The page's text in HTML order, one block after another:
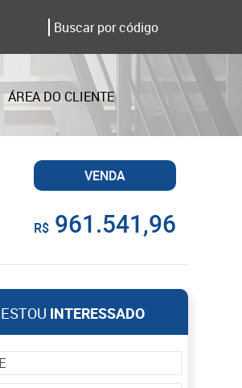
ÁREA DO CLIENTE
VENDA
R$961.541,96
ESTOU INTERESSADO